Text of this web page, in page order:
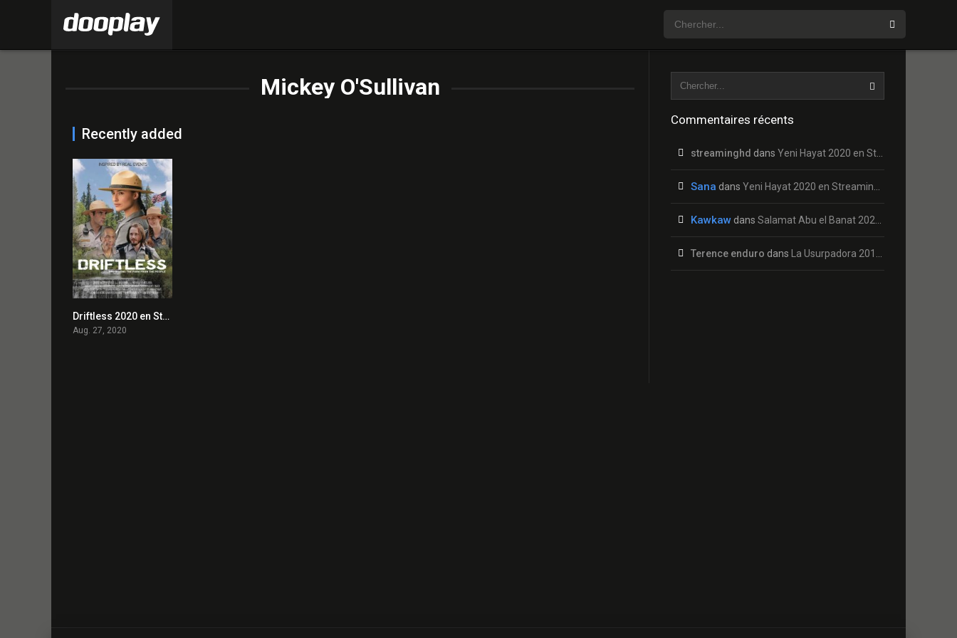
Mickey O'Sullivan
Recently added
0Driftless 2020 en Streaming HD Gratuit !
Aug. 27, 2020
Commentaires récents
streaminghd dans Yeni Hayat 2020 en Streaming HD Gratuit !
Sana dans Yeni Hayat 2020 en Streaming HD Gratuit !
Kawkaw dans Salamat Abu el Banat 2020 en Streaming HD Gratuit !
Terence enduro dans La Usurpadora 2019 en Streaming HD Gratuit !